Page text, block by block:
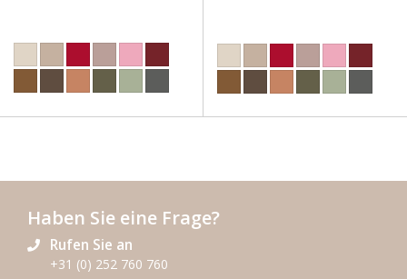
Haben Sie eine Frage?
Rufen Sie an
+31 (0) 252 760 760